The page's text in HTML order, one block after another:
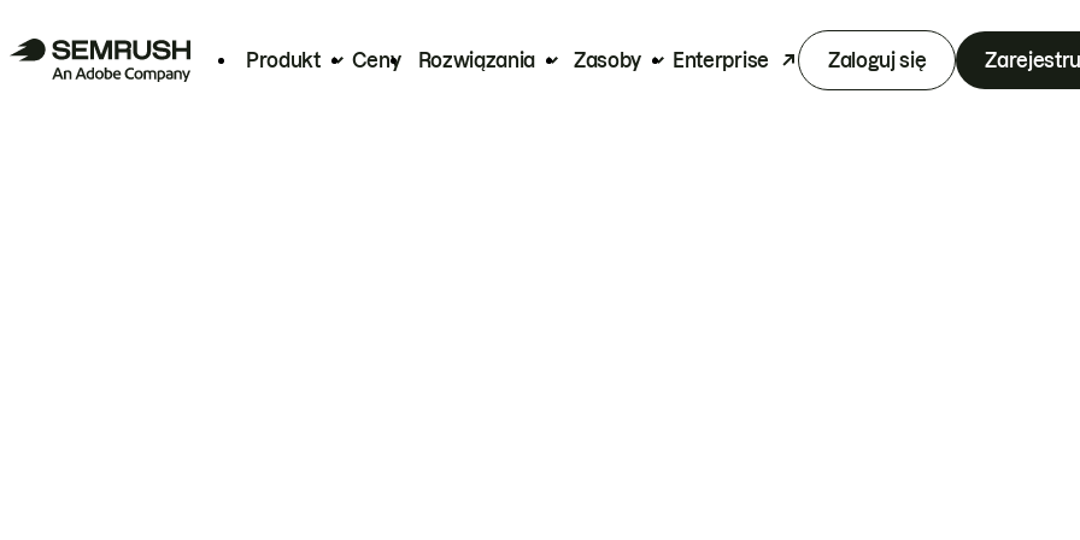
Produkt Ceny Rozwiązania Zasoby Enterprise Zaloguj się